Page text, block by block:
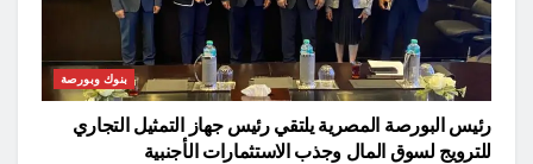
بنوك وبورصة
رئيس البورصة المصرية يلتقي رئيس جهاز التمثيل التجاري
للترويج لسوق المال وجذب الاستثمارات الأجنبية